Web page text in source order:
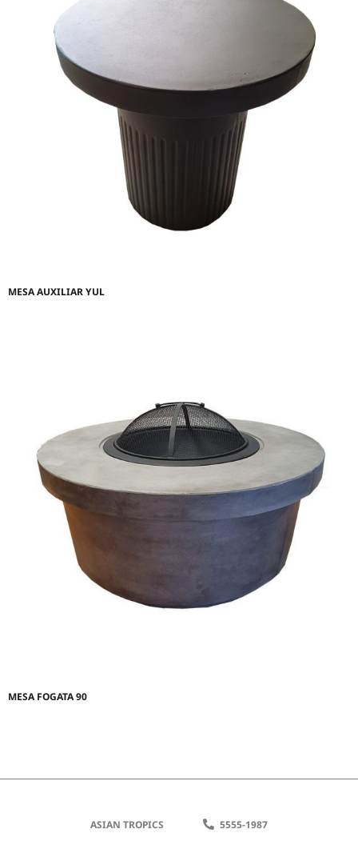
MESA AUXILIAR YUL
MESA FOGATA 90
ASIAN TROPICS
5555-1987